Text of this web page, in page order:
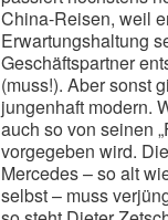
China-Reisen, weil
Erwartungshaltung
Geschäftspartner
(muss!). Aber sonst
jungenhaft modern.
auch so von seinen
vorgegeben wird.
Mercedes – so alt
selbst – muss